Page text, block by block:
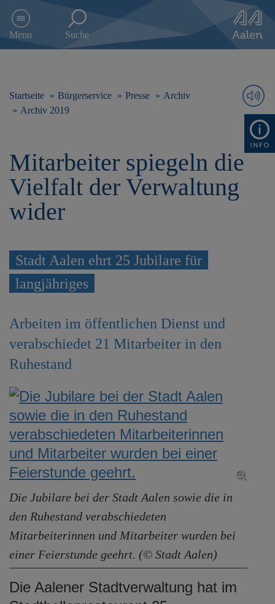
e
g
n
Menu Suche
Startseite Bürgerservice Presse
Archiv
Archiv 2019
Mitarbeiter spiegeln die
Vielfalt der Verwaltung
wider
Stadt Aalen ehrt 25 Jubilare für
langjähriges
Arbeiten im öffentlichen Dienst und
verabschiedet 21 Mitarbeiter in den
Ruhestand
Die Jubilare bei der Stadt Aalen sowie die in
den Ruhestand verabschiedeten
Mitarbeiterinnen und Mitarbeiter wurden bei
einer Feierstunde geehrt. (© Stadt Aalen)
Die Aalener Stadtverwaltung hat im